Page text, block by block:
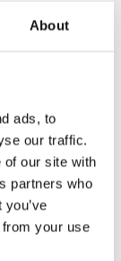
About
ads, to
our traffic.
of our site with
partners who
your use
konto